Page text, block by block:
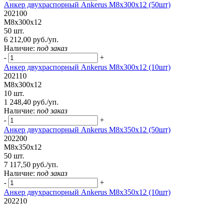
Анкер двухраспорный Ankerus М8х300х12 (50шт)
202100
М8х300х12
50 шт.
6 212,00 руб./уп.
Наличие: под заказ
-
+
Анкер двухраспорный Ankerus М8х300х12 (10шт)
202110
М8х300х12
10 шт.
1 248,40 руб./уп.
Наличие: под заказ
-
+
Анкер двухраспорный Ankerus М8х350х12 (50шт)
202200
М8х350х12
50 шт.
7 117,50 руб./уп.
Наличие: под заказ
-
+
Анкер двухраспорный Ankerus М8х350х12 (10шт)
202210